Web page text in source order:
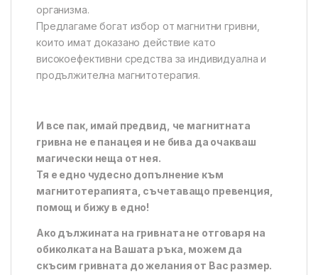
организма.
Предлагаме богат избор от магнитни гривни,
които имат доказано действие като
високоефективни средства за индивидуална и
продължителна магнитотерапия.
И все пак, имай предвид, че магнитната
гривна не е панацея и не бива да очакваш
магически неща от нея.
Тя е едно чудесно допълнение към
магнитотерапията, съчетаващо превенция,
помощ и бижу в едно!
Ако дължината на гривната не отговаря на
обиколката на Вашата ръка, можем да
скъсим гривната до желания от Вас размер.